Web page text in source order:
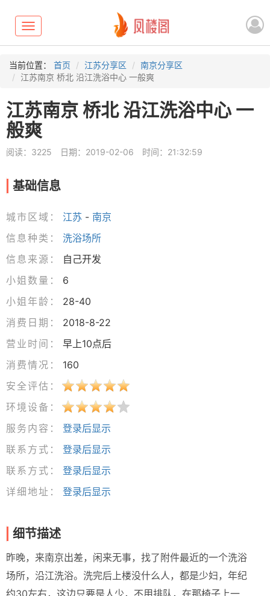
Toggle
navigation
当前位置： 首页 江苏分享区
南京分享区
江苏南京 桥北 沿江洗浴中心 一般爽
江苏南京 桥北 沿江洗浴中心 一
般爽
阅读：3225 日期：2019-02-06 时间：21:32:59
基础信息
城市区域： 江苏 - 南京
信息种类：
洗浴场所
信息来源：
自己开发
小姐数量：
6
小姐年龄：
28-40
消费日期：
2018-8-22
营业时间：
早上10点后
消费情况：
160
安全评估：
环境设备：
服务内容：
登录后显示
联系方式：
登录后显示
联系方式：
登录后显示
详细地址：
登录后显示
细节描述
昨晚，来南京出差，闲来无事，找了附件最近的一个洗浴
场所，沿江洗浴。洗完后上楼没什么人，都是少妇，年纪
约30左右，这边只要是人少，不用排队，在那椅子上一